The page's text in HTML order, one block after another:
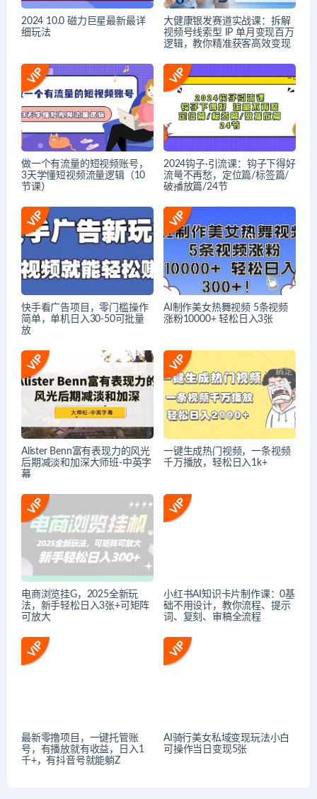
2024 10.0 磁力巨星最新最详
细玩法
大健康银发赛道实战课：拆解
视频号线索型 IP 单月变现百万
逻辑，教你精准获客高效变现
做一个有流量的短视频账号，
3天学懂短视频流量逻辑（10
节课）
2024钩子·引流课：钩子下得好
流量不再愁，定位篇/标签篇/
破播放篇/24节
快手看广告项目，零门槛操作
简单，单机日入30-50可批量
放
AI制作美女热舞视频 5条视频
涨粉10000+ 轻松日入3张
Alister Benn富有表现力的风光
后期减淡和加深大师班-中英字
幕
一键生成热门视频，一条视频
千万播放，轻松日入1k+
电商浏览挂G，2025全新玩
法，新手轻松日入3张+可矩阵
可放大
小红书AI知识卡片制作课：0基
础不用设计，教你流程、提示
词、复刻、审稿全流程
最新零撸项目，一键托管账
号，有播放就有收益，日入1
千+，有抖音号就能躺Z
AI骑行美女私域变现玩法小白
可操作当日变现5张